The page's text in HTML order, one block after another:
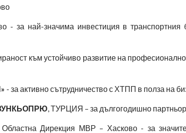
- за най-значима инвестиция в
към устойчиво развитие на
- за активно сътрудничество с ХТПП в полза на
, ТУРЦИЯ – за дългогодишно
Дирекция МВР – Хасково - за